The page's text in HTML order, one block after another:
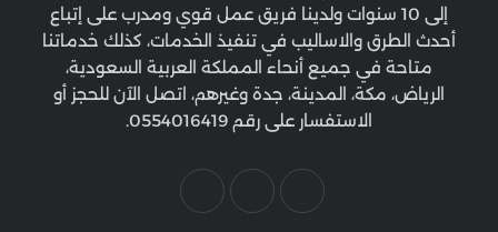
إلى 10 سنوات ولدينا فريق عمل قوي ومدرب على إتباع
أحدث الطرق والاساليب في تنفيذ الخدمات، كذلك خدماتنا
متاحة في جميع أنحاء المملكة العربية السعودية،
الرياض، مكة، المدينة، جدة وغيرهم، اتصل الآن للحجز أو
الاستفسار على رقم 0554016419.